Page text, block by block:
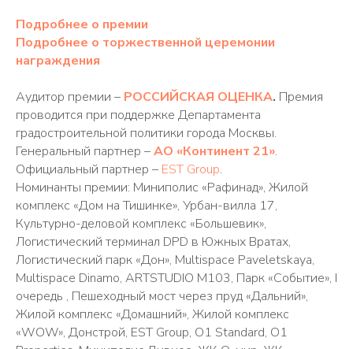
Подробнее о премии
Подробнее о торжественной церемонии
награждения
Аудитор премии – РОССИЙСКАЯ ОЦЕНКА. Премия
проводится при поддержке Департамента
градостроительной политики города Москвы.
Генеральный партнер –АО «Континент 21».
Официальный партнер – EST Group.
Номинанты премии: Миниполис «Рафинад», Жилой
комплекс «Дом на Тишинке», Урбан-вилла 17,
Культурно-деловой комплекс «Большевик»,
Логистический терминал DPD в Южных Вратах,
Логистический парк «Дон», Multispace Paveletskaya,
Multispace Dinamo, ARTSTUDIO M103, Парк «Событие», I
очередь , Пешеходный мост через пруд «Дальний»,
Жилой комплекс «Домашний», Жилой комплекс
«WOW», Донстрой, EST Group, O1 Standard, O1